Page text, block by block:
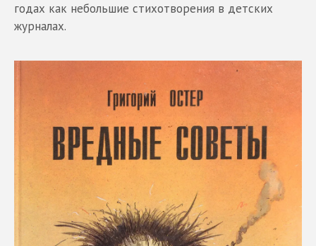
годах как небольшие стихотворения в детских
журналах.